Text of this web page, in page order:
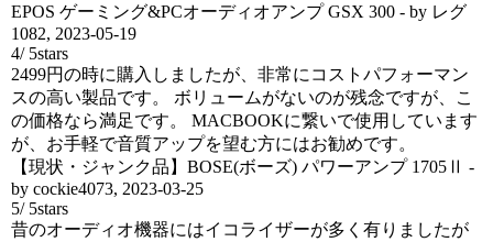
EPOS ゲーミング&PCオーディオアンプ GSX 300 - by レグ
1082, 2023-05-19
4/ 5stars
2499円の時に購入しましたが、非常にコストパフォーマン
スの高い製品です。 ボリュームがないのが残念ですが、こ
の価格なら満足です。 MACBOOKに繋いで使用しています
が、お手軽で音質アップを望む方にはお勧めです。
【現状・ジャンク品】BOSE(ボーズ) パワーアンプ 1705Ⅱ -
by cockie4073, 2023-03-25
5/ 5stars
昔のオーディオ機器にはイコライザーが多く有りましたが